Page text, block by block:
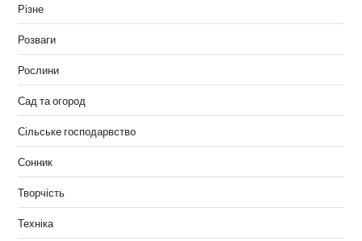
Різне
Розваги
Рослини
Сад та огород
Сільське господарвство
Сонник
Творчість
Техніка